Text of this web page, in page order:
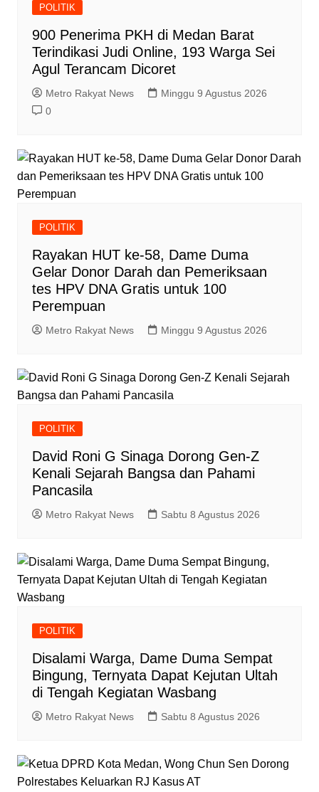
POLITIK
900 Penerima PKH di Medan Barat
Terindikasi Judi Online, 193 Warga Sei
Agul Terancam Dicoret
Metro Rakyat News
Minggu 9 Agustus 2026
0
POLITIK
Rayakan HUT ke-58, Dame Duma
Gelar Donor Darah dan Pemeriksaan
tes HPV DNA Gratis untuk 100
Perempuan
Metro Rakyat News Minggu 9 Agustus 2026
POLITIK
David Roni G Sinaga Dorong Gen-Z
Kenali Sejarah Bangsa dan Pahami
Pancasila
Metro Rakyat News Sabtu 8 Agustus 2026
POLITIK
Disalami Warga, Dame Duma Sempat
Bingung, Ternyata Dapat Kejutan Ultah
di Tengah Kegiatan Wasbang
Metro Rakyat News Sabtu 8 Agustus 2026